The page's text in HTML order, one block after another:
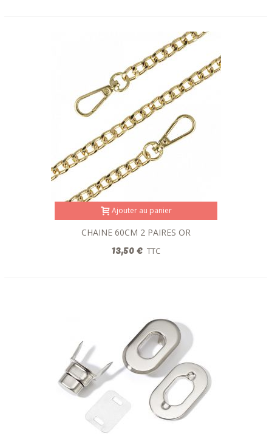
Ajouter au panier
CHAINE 60CM 2 PAIRES OR
13,50 € TTC